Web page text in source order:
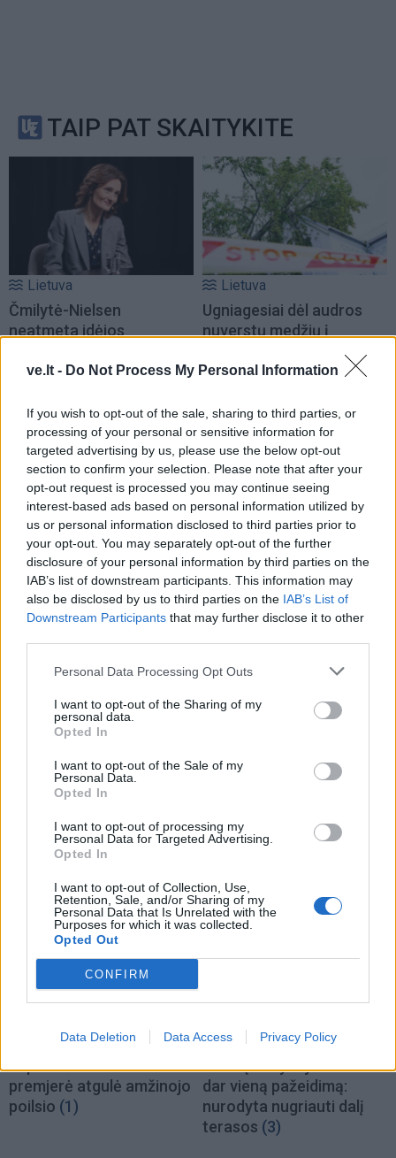
ve.lt - Do Not Process My Personal Information
If you wish to opt-out of the sale, sharing to third parties, or
processing of your personal or sensitive information for
targeted advertising by us, please use the below opt-out
section to confirm your selection. Please note that after your
opt-out request is processed you may continue seeing
interest-based ads based on personal information utilized by
us or personal information disclosed to third parties prior to
your opt-out. You may separately opt-out of the further
disclosure of your personal information by third parties on the
IAB’s list of downstream participants. This information may
also be disclosed by us to third parties on the IAB’s List of
Downstream Participants that may further disclose it to other
Personal Data Processing Opt Outs
I want to opt-out of the Sharing of my
personal data.
Opted In
I want to opt-out of the Sale of my
Personal Data.
Opted In
I want to opt-out of processing my
Personal Data for Targeted Advertising.
Opted In
I want to opt-out of Collection, Use,
Retention, Sale, and/or Sharing of my
Personal Data that Is Unrelated with the
Purposes for which it was collected.
Opted Out
CONFIRM
Data Deletion Data Access Privacy Policy
TAIP PAT SKAITYKITE
Lietuva
Čmilytė-Nielsen
neatmeta idėjos
prezidentus (16)
Lietuva
Ugniagesiai dėl audros
nuverstų medžių į
iškvietimus vyko beveik
50 kartų
Lietuva
Ugniagesiai: dėl audros
nuverstų medžių į
iškvietimus vykome 49
kartus
Lietuva
Varėnos rajoną ir vėl
talžė audra, nuvirtę
medžiai užtvėrė kelius
Lietuva
Premjeras: nėra
mažinti dyzelino akcizą –
kaina turi viršyti 2,2 euro
Lietuva
galimų Rusijos planų:
piliečiams nereikėtų
Pirmoji atkurtos
nepriklausomos Lietuvos
premjerė atgulė amžinojo
poilsio (1)
Statybos inspekcija
Pinskų sodyboje nustatė
dar vieną pažeidimą:
nurodyta nugriauti dalį
terasos (3)